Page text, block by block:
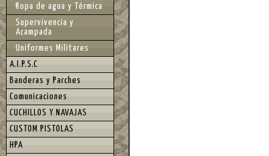
Ropa de agua y Térmica
Supervivencia y
Acampada
Uniformes Militares
A.I.P.S.C
Banderas y Parches
Comunicaciones
CUCHILLOS Y NAVAJAS
CUSTOM PISTOLAS
HPA